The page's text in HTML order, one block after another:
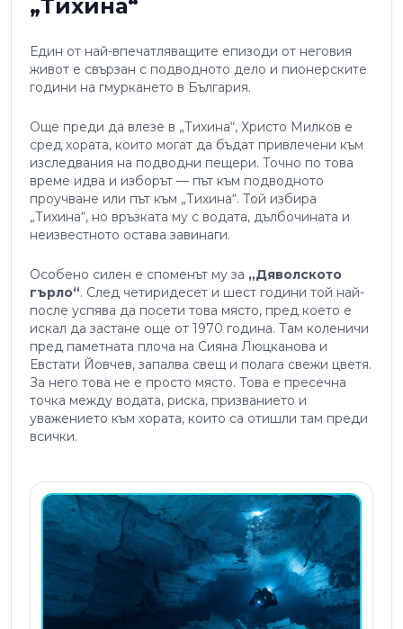
„Тихина“
Един от най-впечатляващите епизоди от неговия
живот е свързан с подводното дело и пионерските
години на гмуркането в България.
Още преди да влезе в „Тихина“, Христо Милков е
сред хората, които могат да бъдат привлечени към
изследвания на подводни пещери. Точно по това
време идва и изборът — път към подводното
проучване или път към „Тихина“. Той избира
„Тихина“, но връзката му с водата, дълбочината и
неизвестното остава завинаги.
Особено силен е споменът му за „Дяволското
гърло“. След четиридесет и шест години той най-
после успява да посети това място, пред което е
искал да застане още от 1970 година. Там коленичи
пред паметната плоча на Сияна Люцканова и
Евстати Йовчев, запалва свещ и полага свежи цветя.
За него това не е просто място. Това е пресечна
точка между водата, риска, призванието и
уважението към хората, които са отишли там преди
всички.